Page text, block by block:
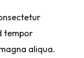
tempor
aliqua.